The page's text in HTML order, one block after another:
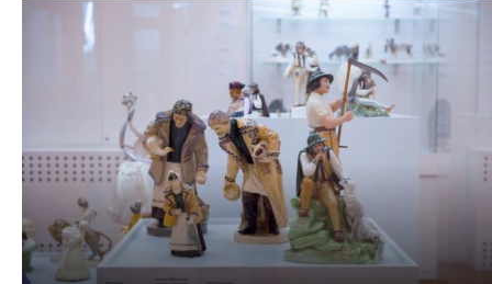
Odtwarzacz